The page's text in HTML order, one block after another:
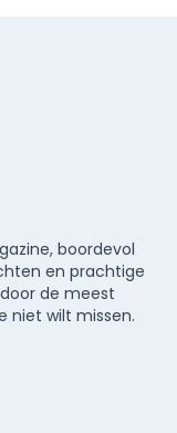
boordevol
en prachtige
de meest
niet wilt missen.